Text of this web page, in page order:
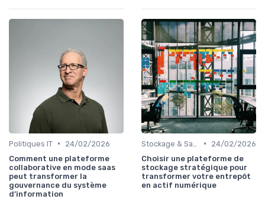
Politiques IT •
24/02/2026
Comment une plateforme
collaborative en mode saas
peut transformer la
gouvernance du système
d’information
•
24/02/2026
Choisir une plateforme de
stockage stratégique pour
transformer votre entrepôt
en actif numérique